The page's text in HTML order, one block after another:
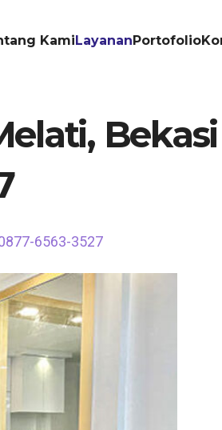
KamiLayananPortofolio
6563-3527